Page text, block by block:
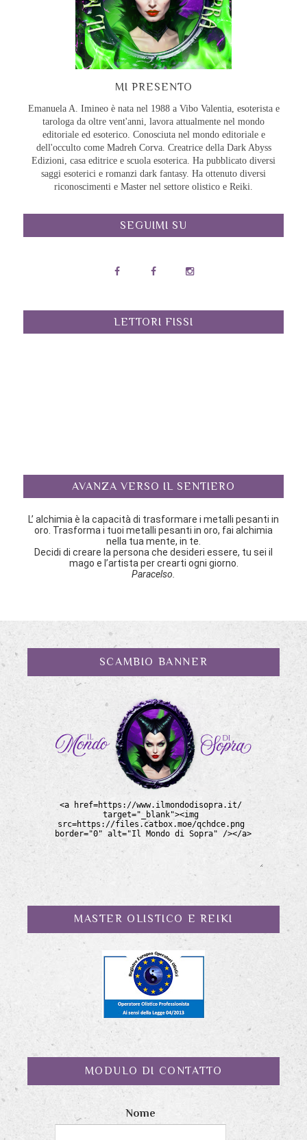
MI PRESENTO
Emanuela A. Imineo è nata nel 1988 a Vibo Valentia, esoterista e
tarologa da oltre vent'anni, lavora attualmente nel mondo
editoriale ed esoterico. Conosciuta nel mondo editoriale e
dell'occulto come Madreh Corva. Creatrice della Dark Abyss
Edizioni, casa editrice e scuola esoterica. Ha pubblicato diversi
saggi esoterici e romanzi dark fantasy. Ha ottenuto diversi
riconoscimenti e Master nel settore olistico e Reiki.
SEGUIMI SU
LETTORI FISSI
AVANZA VERSO IL SENTIERO
L’ alchimia è la capacità di trasformare i metalli pesanti in
oro. Trasforma i tuoi metalli pesanti in oro, fai alchimia
nella tua mente, in te.
Decidi di creare la persona che desideri essere, tu sei il
mago e l’artista per crearti ogni giorno.
Paracelso.
SCAMBIO BANNER
MASTER OLISTICO E REIKI
MODULO DI CONTATTO
Nome